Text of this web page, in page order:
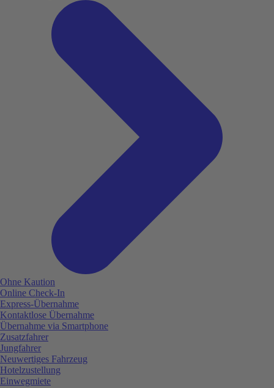
Ohne Kaution
Online Check-In
Express-Übernahme
Kontaktlose Übernahme
Übernahme via Smartphone
Zusatzfahrer
Jungfahrer
Neuwertiges Fahrzeug
Hotelzustellung
Einwegmiete